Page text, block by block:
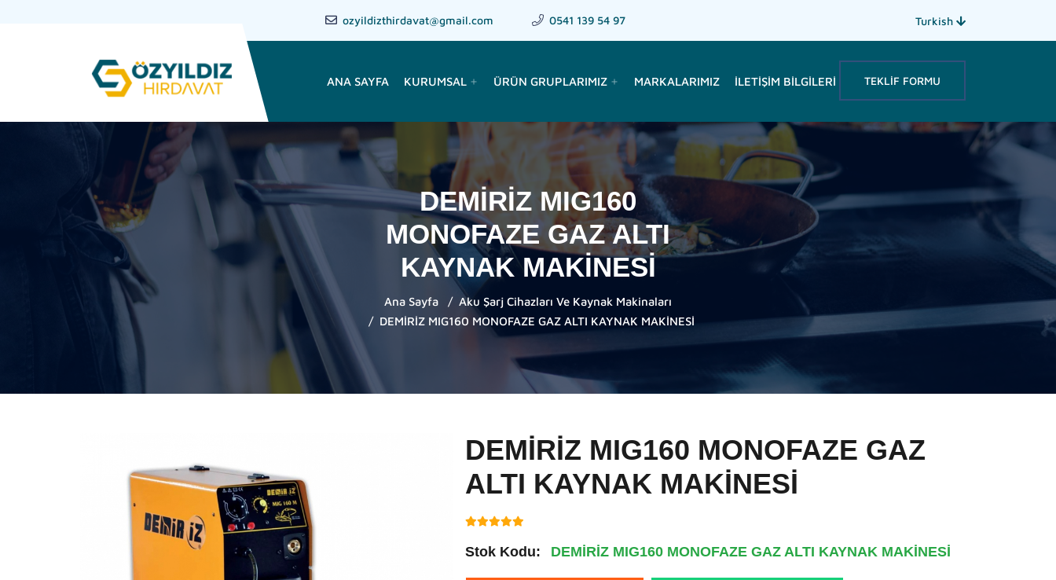
ozyildizthirdavat@gmail.com 0541 139 54 97 Turkish
TEKLIF FORMU
ANA SAYFA KURUMSAL add ÜRÜN GRUPLARIMIZ add MARKALARIMIZ İLETIŞIM BILGILERI
DEMİRİZ MIG160
MONOFAZE GAZ ALTI
KAYNAK MAKİNESİ
Ana Sayfa
Aku Şarj Cihazları Ve Kaynak Makinaları
DEMİRİZ MIG160 MONOFAZE GAZ ALTI KAYNAK MAKİNESİ
DEMİRİZ MIG160 MONOFAZE GAZ
ALTI KAYNAK MAKİNESİ
Stok Kodu: DEMİRİZ MIG160 MONOFAZE GAZ ALTI KAYNAK MAKİNESİ